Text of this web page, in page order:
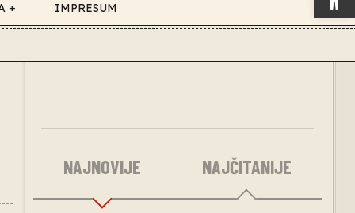
+ IMPRESUM
NAJNOVIJE NAJČITANIJE